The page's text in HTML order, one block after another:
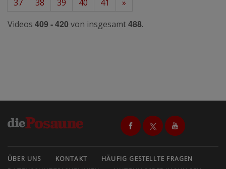
37
38 39 40 41
»
Videos 409 - 420 von insgesamt488.
ÜBER UNS KONTAKT
HÄUFIG GESTELLTE FRAGEN